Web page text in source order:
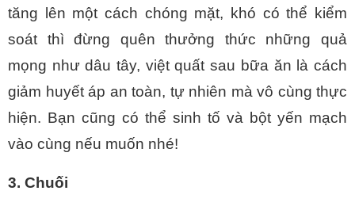
tăng lên một cách chóng mặt, khó có thể kiểm
soát thì đừng quên thưởng thức những quả
mọng như dâu tây, việt quất sau bữa ăn là cách
giảm huyết áp an toàn, tự nhiên mà vô cùng thực
hiện. Bạn cũng có thể sinh tố và bột yến mạch
vào cùng nếu muốn nhé!
3. Chuối